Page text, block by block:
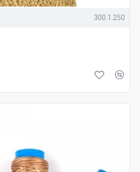
300.1.250